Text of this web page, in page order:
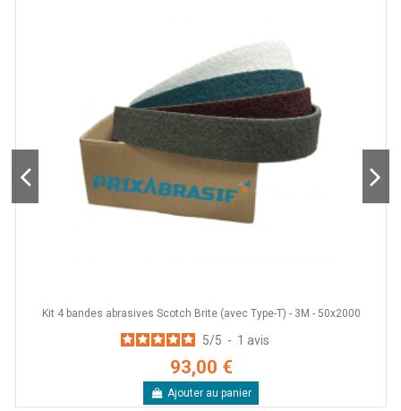
Kit 4 bandes abrasives Scotch Brite (avec Type-T) - 3M - 50x2000
5/5 - 1 avis
93,00 €
Ajouter au panier